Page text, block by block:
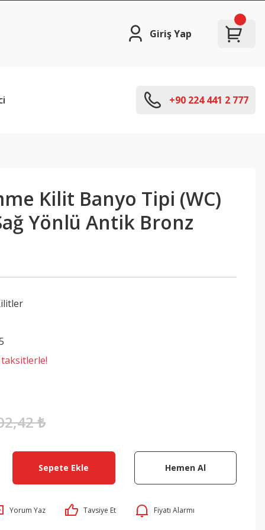
Giriş Yap
+90 224 441 2 777
Kilit Banyo Tipi (WC)
Yönlü Antik Bronz
₺
Sepete Ekle Hemen Al
Yorum Yaz Tavsiye Et Fiyatı Alarmı